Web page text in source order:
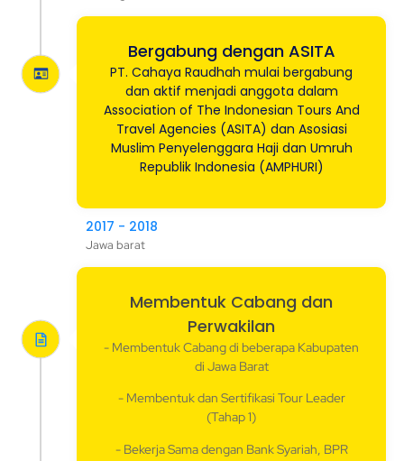
Bergabung dengan ASITA
PT. Cahaya Raudhah mulai bergabung
dan aktif menjadi anggota dalam
Association of The Indonesian Tours And
Travel Agencies (ASITA) dan Asosiasi
Muslim Penyelenggara Haji dan Umruh
Republik Indonesia (AMPHURI)
2017 - 2018
Jawa barat
Membentuk Cabang dan
Perwakilan
- Membentuk Cabang di beberapa Kabupaten
di Jawa Barat
- Membentuk dan Sertifikasi Tour Leader
(Tahap 1)
- Bekerja Sama dengan Bank Syariah, BPR